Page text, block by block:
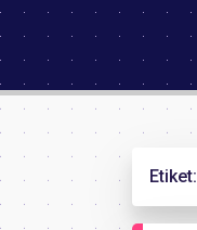
Etiket: